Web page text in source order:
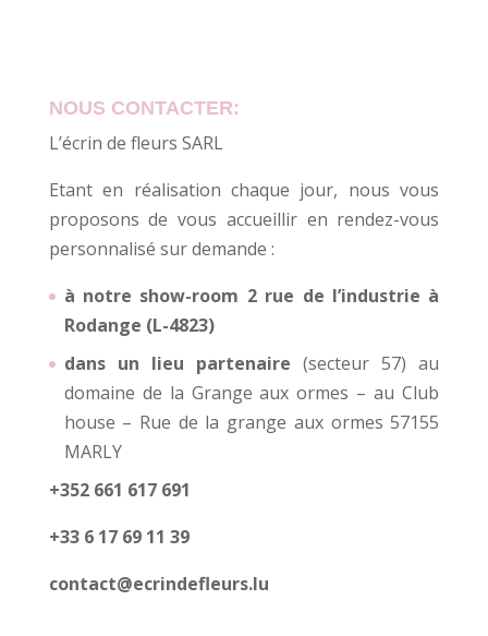
NOUS CONTACTER:
L’écrin de fleurs SARL
Etant en réalisation chaque jour, nous vous
proposons de vous accueillir en rendez-vous
personnalisé sur demande :
à notre show-room 2 rue de l’industrie à
Rodange (L-4823)
dans un lieu partenaire (secteur 57) au
domaine de la Grange aux ormes – au Club
house – Rue de la grange aux ormes 57155
MARLY
+352 661 617 691
+33 6 17 69 11 39
contact@ecrindefleurs.lu